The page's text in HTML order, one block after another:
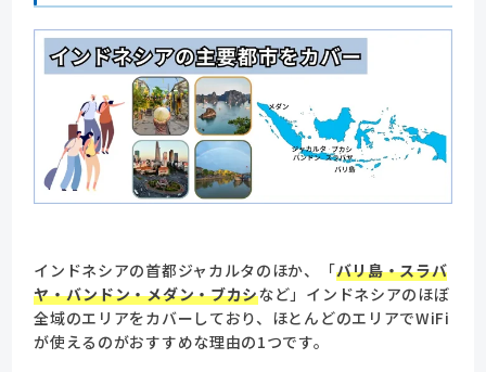
インドネシアの首都ジャカルタのほか、「バリ島・スラバ
ヤ・バンドン・メダン・ブカシなど」インドネシアのほぼ
全域のエリアをカバーしており、ほとんどのエリアでWiFi
が使えるのがおすすめな理由の1つです。